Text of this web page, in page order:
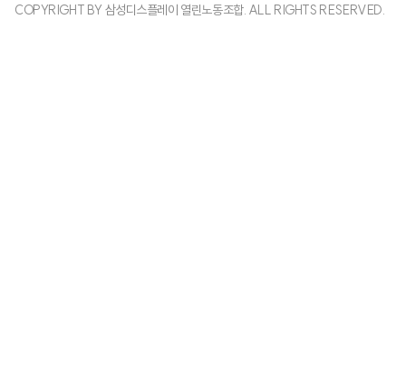
COPYRIGHT BY 삼성디스플레이 열린노동조합. ALL RIGHTS RESERVED.